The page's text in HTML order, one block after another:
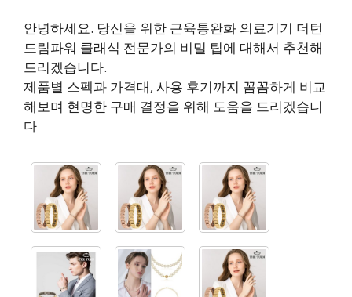
안녕하세요. 당신을 위한 근육통완화 의료기기 더턴
드림파워 클래식 전문가의 비밀 팁에 대해서 추천해
드리겠습니다.
제품별 스펙과 가격대, 사용 후기까지 꼼꼼하게 비교
해보며 현명한 구매 결정을 위해 도움을 드리겠습니
다